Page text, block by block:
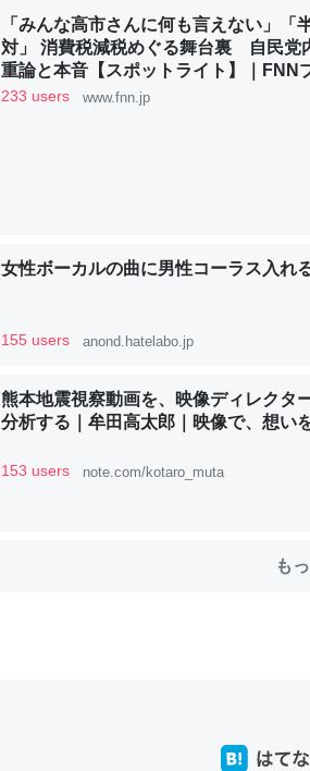
─ニュース :: 【研究発表】昆虫学の大問題＝「昆
これを元に考えるとカルシウムを大量に
中。あと、Googleマップで位置情報を共
れ見て生きてるなって分かる。
─たまにLINEするくらいだった遠方の父67歳と
た｜tayorini by LIFULL介護
「みんな高市さんに何も言えない」「
対」 消費税減税めぐる舞台裏 自民党
重論と本音【スポットライト】｜FNN
イン
233 users www.fnn.jp
女性ボーカルの曲に男性コーラス入れ
155 users anond.hatelabo.jp
熊本地震視察動画を、映像ディレクタ
分析する｜牟田高太郎｜映像で、想い
153 users note.com/kotaro_muta
も